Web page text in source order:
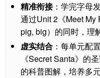
精准衔接：学完字母
通过Unit 2《Meet My
pig, big）的同时，理
虚实结合 ：每单元配
《Secret Santa》的
的科普图解，培养多